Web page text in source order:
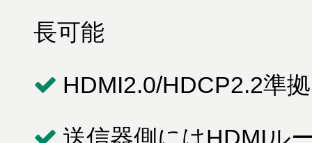
長可能
HDMI2.0/HDCP2.2準拠
送信器側にはHDMIル